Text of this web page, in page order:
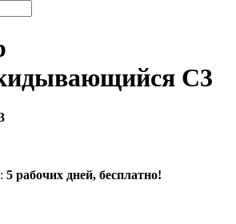
С3
5 рабочих дней, бесплатно!